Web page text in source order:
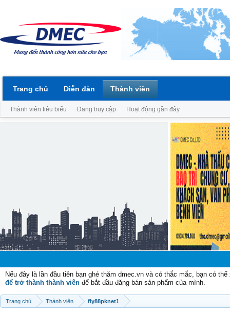
Nếu đây là lần đầu tiên bạn ghé thăm dmec.vn và có thắc mắc, bạn có
để trở thành thành viên để bắt đầu đăng bán sản phẩm của mình.
Trang chủ Thành viên fly88pknet1
Trang chủ Diễn đàn Thành viên
Thành viên tiêu biểu Đang truy cập Hoạt động gần đây